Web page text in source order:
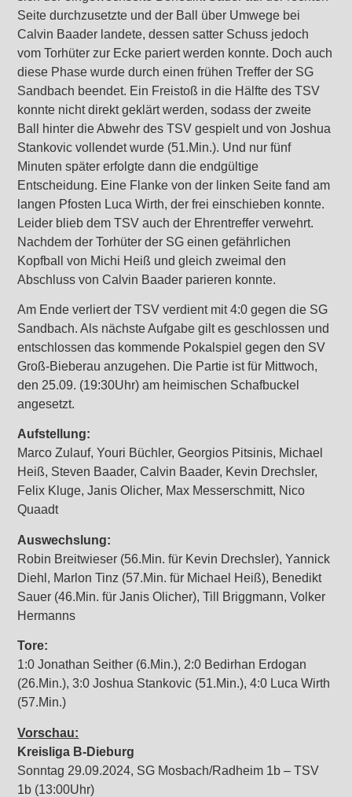
Seite durchzusetzte und der Ball über Umwege bei
Calvin Baader landete, dessen satter Schuss jedoch
vom Torhüter zur Ecke pariert werden konnte. Doch auch
diese Phase wurde durch einen frühen Treffer der SG
Sandbach beendet. Ein Freistoß in die Hälfte des TSV
konnte nicht direkt geklärt werden, sodass der zweite
Ball hinter die Abwehr des TSV gespielt und von Joshua
Stankovic vollendet wurde (51.Min.). Und nur fünf
Minuten später erfolgte dann die endgültige
Entscheidung. Eine Flanke von der linken Seite fand am
langen Pfosten Luca Wirth, der frei einschieben konnte.
Leider blieb dem TSV auch der Ehrentreffer verwehrt.
Nachdem der Torhüter der SG einen gefährlichen
Kopfball von Michi Heiß und gleich zweimal den
Abschluss von Calvin Baader parieren konnte.
Am Ende verliert der TSV verdient mit 4:0 gegen die SG
Sandbach. Als nächste Aufgabe gilt es geschlossen und
entschlossen das kommende Pokalspiel gegen den SV
Groß-Bieberau anzugehen. Die Partie ist für Mittwoch,
den 25.09. (19:30Uhr) am heimischen Schafbuckel
angesetzt.
Aufstellung:
Marco Zulauf, Youri Büchler, Georgios Pitsinis, Michael
Heiß, Steven Baader, Calvin Baader, Kevin Drechsler,
Felix Kluge, Janis Olicher, Max Messerschmitt, Nico
Quaadt
Auswechslung:
Robin Breitwieser (56.Min. für Kevin Drechsler), Yannick
Diehl, Marlon Tinz (57.Min. für Michael Heiß), Benedikt
Sauer (46.Min. für Janis Olicher), Till Briggmann, Volker
Hermanns
Tore:
1:0 Jonathan Seither (6.Min.), 2:0 Bedirhan Erdogan
(26.Min.), 3:0 Joshua Stankovic (51.Min.), 4:0 Luca Wirth
(57.Min.)
Vorschau:
Kreisliga B-Dieburg
Sonntag 29.09.2024, SG Mosbach/Radheim 1b – TSV
1b (13:00Uhr)